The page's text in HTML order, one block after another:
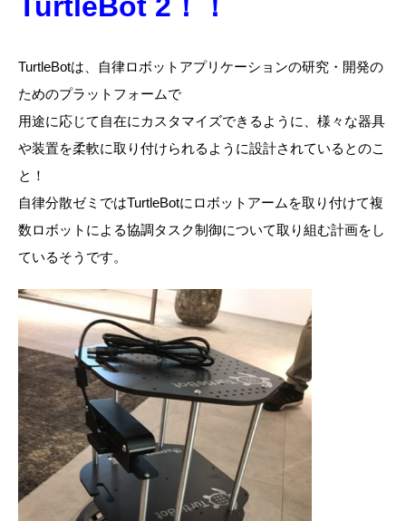
TurtleBotは、自律ロボットアプリケーションの研究・開発の
ためのプラットフォームで
用途に応じて自在にカスタマイズできるように、様々な器具
や装置を柔軟に取り付けられるように設計されているとのこ
と！
自律分散ゼミではTurtleBotにロボットアームを取り付けて複
数ロボットによる協調タスク制御について取り組む計画をし
ているそうです。